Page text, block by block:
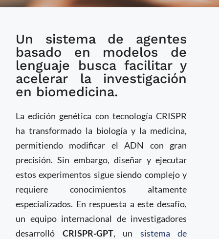
automatizar
experimentos de
edición genética
Un sistema de agentes
basado en modelos de
lenguaje busca facilitar y
acelerar la investigación
en biomedicina.
La edición genética con tecnología CRISPR
ha transformado la biología y la medicina,
permitiendo modificar el ADN con gran
precisión. Sin embargo, diseñar y ejecutar
estos experimentos sigue siendo complejo y
requiere conocimientos altamente
especializados. En respuesta a este desafío,
un equipo internacional de investigadores
desarrolló CRISPR-GPT, un sistema de